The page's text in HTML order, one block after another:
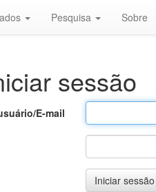
Pesquisa Sobre
sessão
E-mail
Iniciar sessão